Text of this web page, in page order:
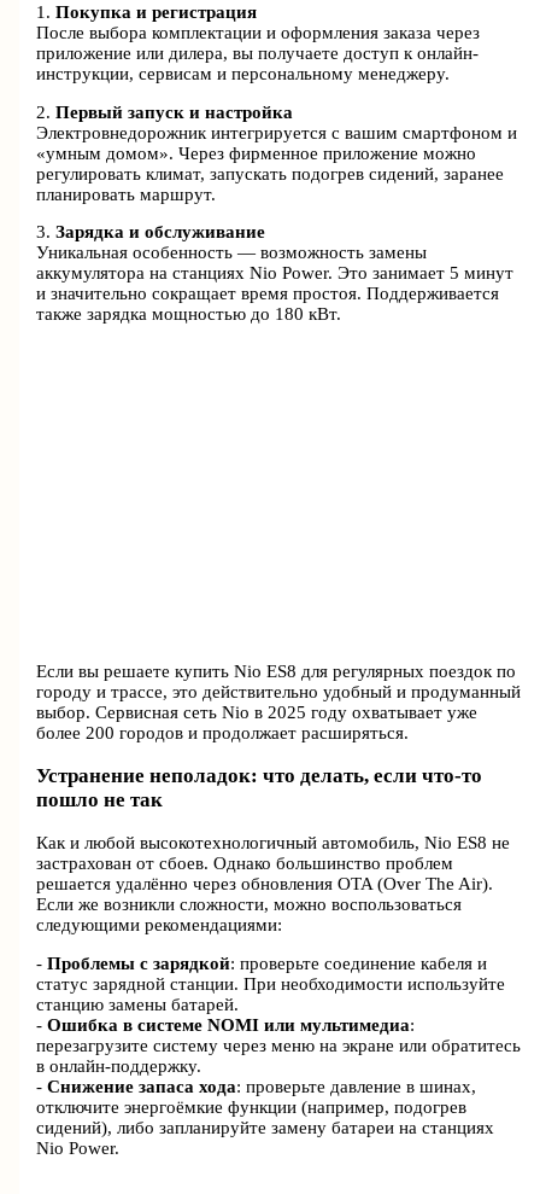
1.Покупка и регистрация
После выбора комплектации и оформления заказа через
приложение или дилера, вы получаете доступ к онлайн-
инструкции, сервисам и персональному менеджеру.
2.Первый запуск и настройка
Электровнедорожник интегрируется с вашим смартфоном и
«умным домом». Через фирменное приложение можно
регулировать климат, запускать подогрев сидений, заранее
планировать маршрут.
3.Зарядка и обслуживание
Уникальная особенность — возможность замены
аккумулятора на станциях Nio Power. Это занимает 5 минут
и значительно сокращает время простоя. Поддерживается
также зарядка мощностью до 180 кВт.
Если вы решаете купить Nio ES8 для регулярных поездок по
городу и трассе, это действительно удобный и продуманный
выбор. Сервисная сеть Nio в 2025 году охватывает уже
более 200 городов и продолжает расширяться.
Устранение неполадок: что делать, если что-то
пошло не так
Как и любой высокотехнологичный автомобиль, Nio ES8 не
застрахован от сбоев. Однако большинство проблем
решается удалённо через обновления OTA (Over The Air).
Если же возникли сложности, можно воспользоваться
следующими рекомендациями:
-Проблемы с зарядкой: проверьте соединение кабеля и
статус зарядной станции. При необходимости используйте
станцию замены батарей.
-Ошибка в системе NOMI или мультимедиа:
перезагрузите систему через меню на экране или обратитесь
в онлайн-поддержку.
-Снижение запаса хода: проверьте давление в шинах,
отключите энергоёмкие функции (например, подогрев
сидений), либо запланируйте замену батареи на станциях
Nio Power.